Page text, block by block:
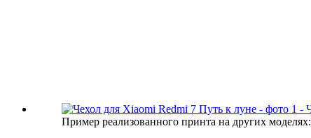
Пример реализованного принта на других моделях: